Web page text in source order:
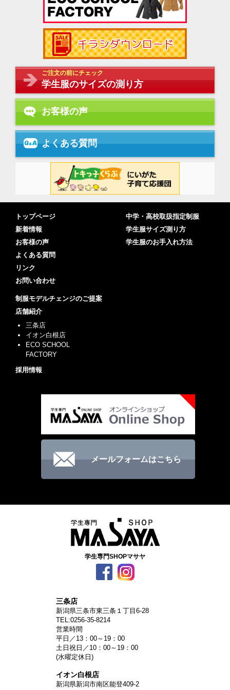
ご注文の前にチェック
学生服のサイズの測り方
お客様の声
よくある質問
トップページ
新着情報
お客様の声
よくある質問
リンク
お問い合わせ
中学・高校取扱指定制服
学生服サイズ測り方
学生服のお手入れ方法
制服モデルチェンジのご提案
店舗紹介
三条店
イオン白根店
ECO SCHOOL
FACTORY
採用情報
メールフォームはこちら
学生専門SHOPマサヤ
三条店
新潟県三条市東三条１丁目6-28
TEL:0256-35-8214
営業時間
平日／13：00～19：00
土日祝日／10：00～19：00
(水曜定休日)
イオン白根店
新潟県新潟市南区能登409-2